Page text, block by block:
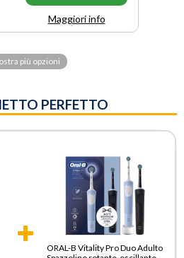
Maggiori info
più opzioni
PERFETTO
ORAL-B Vitality Pro Duo Adulto